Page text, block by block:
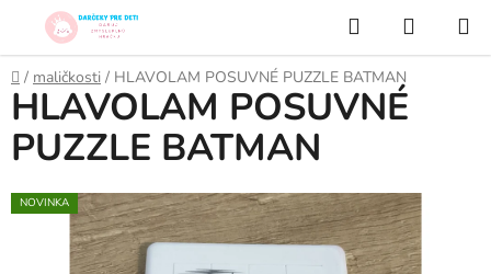
obsah
Hľadať
KOŠÍK
Domov
/ maličkosti / HLAVOLAM POSUVNÉ PUZZLE BATMAN
HLAVOLAM POSUVNÉ
PUZZLE BATMAN
NOVINKA